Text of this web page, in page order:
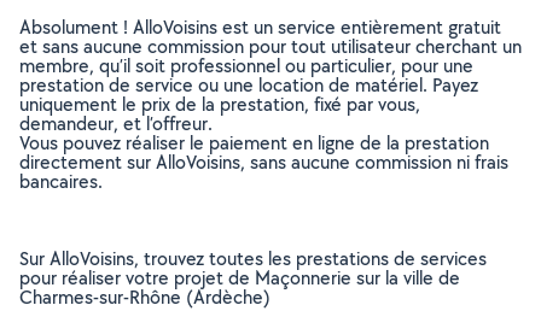
Absolument ! AlloVoisins est un service entièrement gratuit
et sans aucune commission pour tout utilisateur cherchant un
membre, qu’il soit professionnel ou particulier, pour une
prestation de service ou une location de matériel. Payez
uniquement le prix de la prestation, fixé par vous,
demandeur, et l’offreur.
Vous pouvez réaliser le paiement en ligne de la prestation
directement sur AlloVoisins, sans aucune commission ni frais
bancaires.
Sur AlloVoisins, trouvez toutes les prestations de services
pour réaliser votre projet de Maçonnerie sur la ville de
Charmes-sur-Rhône (Ardèche)